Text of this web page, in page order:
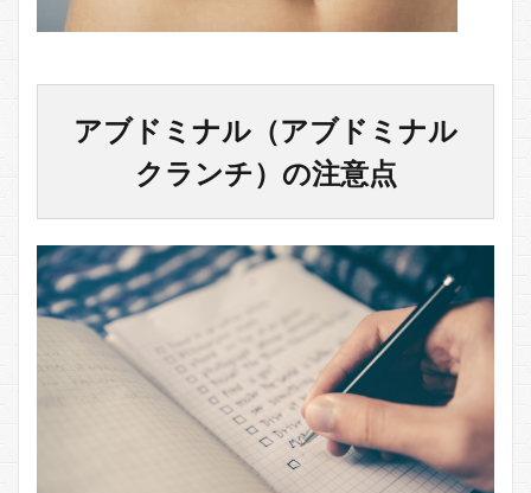
アブドミナル（アブドミナル
クランチ）の注意点